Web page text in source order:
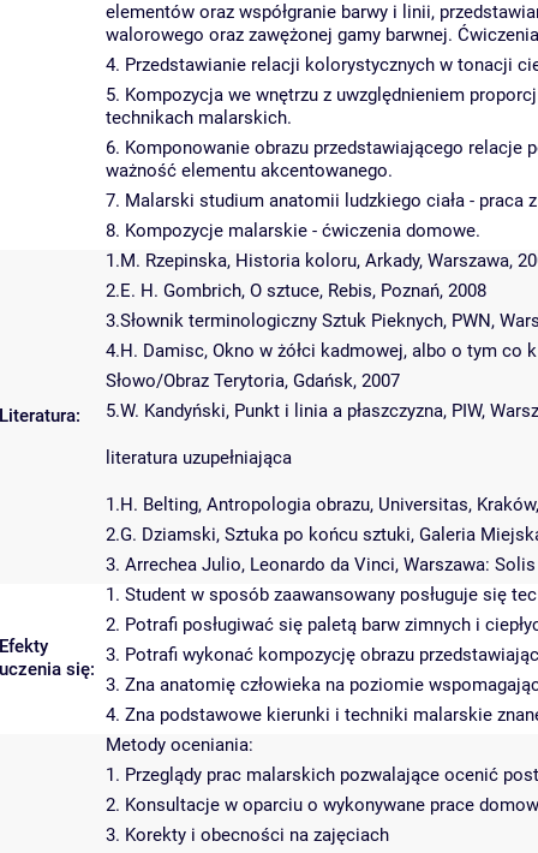
elementów oraz współgranie barwy i linii,
walorowego oraz zawężonej gamy barwnej.
4. Przedstawianie relacji kolorystycznych w tonacji
5. Kompozycja we wnętrzu z uwzględnieniem
technikach malarskich.
6. Komponowanie obrazu przedstawiającego relacje
ważność elementu akcentowanego.
7. Malarski studium anatomii ludzkiego ciała - praca
8. Kompozycje malarskie - ćwiczenia domowe.
Literatura:
1.M. Rzepinska, Historia koloru, Arkady, Warszawa,
2.E. H. Gombrich, O sztuce, Rebis, Poznań, 2008
3.Słownik terminologiczny Sztuk Pieknych, PWN,
4.H. Damisc, Okno w żółci kadmowej, albo o tym co
Słowo/Obraz Terytoria, Gdańsk, 2007
5.W. Kandyński, Punkt i linia a płaszczyzna, PIW,
literatura uzupełniająca
1.H. Belting, Antropologia obrazu, Universitas,
2.G. Dziamski, Sztuka po końcu sztuki, Galeria
3. Arrechea Julio, Leonardo da Vinci, Warszawa:
Efekty
uczenia się:
1. Student w sposób zaawansowany posługuje się
2. Potrafi posługiwać się paletą barw zimnych i
3. Potrafi wykonać kompozycję obrazu
3. Zna anatomię człowieka na poziomie
4. Zna podstawowe kierunki i techniki malarskie
Metody oceniania:
1. Przeglądy prac malarskich pozwalające ocenić
2. Konsultacje w oparciu o wykonywane prace
3. Korekty i obecności na zajęciach